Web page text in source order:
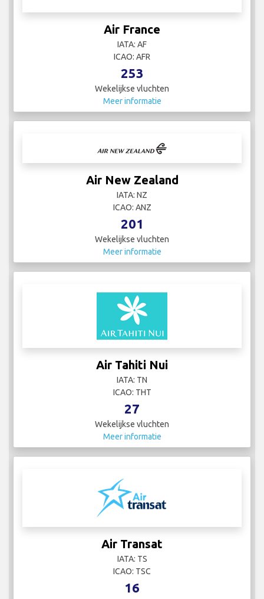
Air France
IATA: AF
ICAO: AFR
253
Wekelijkse vluchten
Meer informatie
Air New Zealand
IATA: NZ
ICAO: ANZ
201
Wekelijkse vluchten
Meer informatie
Air Tahiti Nui
IATA: TN
ICAO: THT
27
Wekelijkse vluchten
Meer informatie
Air Transat
IATA: TS
ICAO: TSC
16